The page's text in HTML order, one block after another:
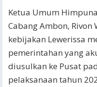
Ketua Umum
Cabang Ambon,
kebijakan Lewerissa
pemerintahan yang
diusulkan ke Pusat
pelaksanaan tahun